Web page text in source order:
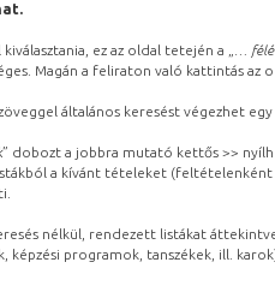
ez az oldal tetején a „
…
Magán a feliraton való kattintás az
általános keresést végezhet
” dobozt a jobbra mutató kettős >>
a kívánt tételeket (feltételenként
nélkül, rendezett listákat
képzési programok, tanszékek, ill.